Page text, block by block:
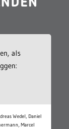
als
Wedel, Daniel
Marcel